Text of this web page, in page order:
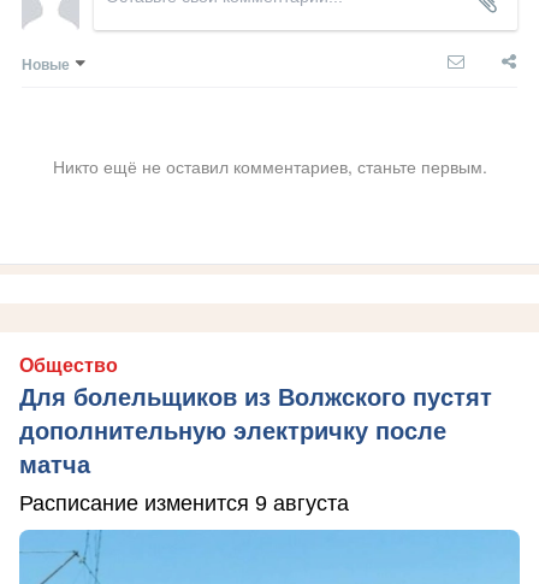
Новые
Никто ещё не оставил комментариев, станьте первым.
Общество
Для болельщиков из Волжского пустят
дополнительную электричку после
матча
Расписание изменится 9 августа